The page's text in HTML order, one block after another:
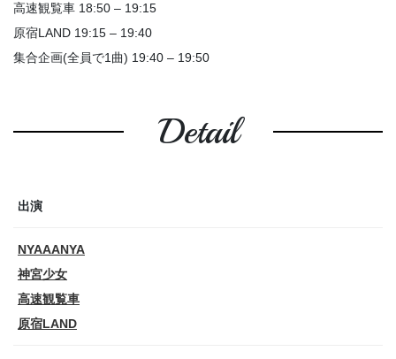
高速観覧車 18:50 – 19:15
原宿LAND 19:15 – 19:40
集合企画(全員で1曲) 19:40 – 19:50
Detail
出演
NYAAANYA
神宮少女
高速観覧車
原宿LAND